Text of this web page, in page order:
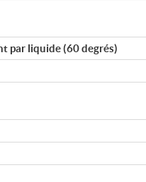
par liquide (60 degrés)